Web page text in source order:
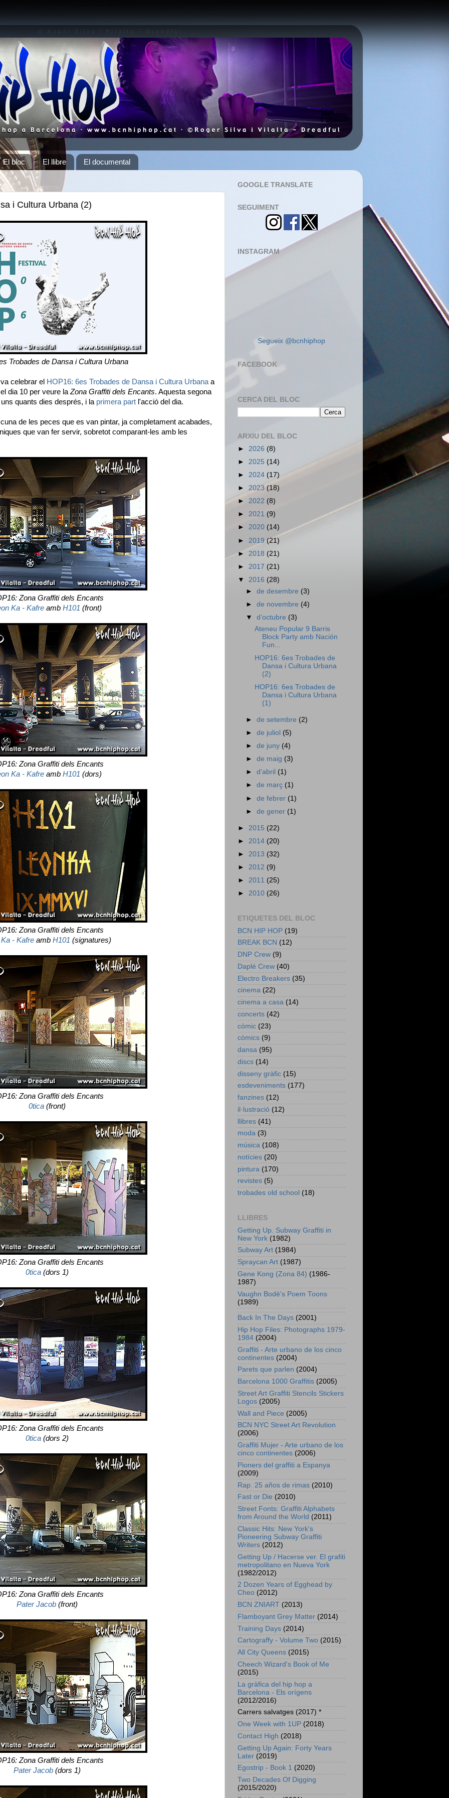
El bloc El llibre El documental
i Cultura Urbana (2)
Trobades de Dansa i Cultura Urbana
celebrar el HOP16: 6es Trobades de Dansa i Cultura Urbana a
dia 10 per veure la Zona Graffiti dels Encants. Aquesta segona
quants dies després, i la primera part l'acció del dia.
de les peces que es van pintar, ja completament acabades,
que van fer servir, sobretot comparant-les amb les
Zona Graffiti dels Encants
Ka - Kafreamb H101 (front)
Zona Graffiti dels Encants
Ka - Kafreamb H101 (dors)
Zona Graffiti dels Encants
- Kafre amb H101 (signatures)
Zona Graffiti dels Encants
0tica (front)
Zona Graffiti dels Encants
0tica (dors 1)
Zona Graffiti dels Encants
0tica (dors 2)
Zona Graffiti dels Encants
Pater Jacob (front)
Zona Graffiti dels Encants
Pater Jacob (dors 1)
GOOGLE TRANSLATE
SEGUIMENT
INSTAGRAM
Segueix @bcnhiphop
FACEBOOK
CERCA DEL BLOC
ARXIU DEL BLOC
► 2026 (8)
► 2025 (14)
► 2024 (17)
► 2023 (18)
► 2022 (8)
► 2021 (9)
► 2020 (14)
► 2019(21)
► 2018 (21)
► 2017 (21)
▼ 2016 (28)
►de desembre (3)
►de novembre (4)
▼d’octubre (3)
Ateneu Popular 9 Barris
Block Party amb Nación
Fun...
HOP16: 6es Trobades de
Dansa i Cultura Urbana
(2)
HOP16: 6es Trobades de
Dansa i Cultura Urbana
(1)
►de setembre (2)
►de juliol (5)
►de juny (4)
►de maig (3)
►d’abril (1)
►de març (1)
►de febrer (1)
►de gener (1)
► 2015 (22)
► 2014 (20)
► 2013 (32)
► 2012 (9)
► 2011 (25)
► 2010 (26)
ETIQUETES DEL BLOC
BCN HIP HOP (19)
BREAK BCN (12)
DNP Crew (9)
Daplé Crew (40)
Electro Breakers (35)
cinema (22)
cinema a casa (14)
concerts (42)
còmic (23)
còmics (9)
dansa (95)
discs (14)
disseny gràfic (15)
esdeveniments (177)
fanzines (12)
il·lustració (12)
llibres (41)
moda (3)
música (108)
notícies (20)
pintura (170)
revistes (5)
trobades old school (18)
LLIBRES
Getting Up. Subway Graffiti in
New York (1982)
Subway Art (1984)
Spraycan Art (1987)
Gene Kong (Zona 84) (1986-
1987)
Vaughn Bodē's Poem Toons
(1989)
Back In The Days (2001)
Hip Hop Files: Photographs 1979-
1984 (2004)
Graffiti - Arte urbano de los cinco
continentes (2004)
Parets que parlen (2004)
Barcelona 1000 Graffitis (2005)
Street Art Graffiti Stencils Stickers
Logos (2005)
Wall and Piece (2005)
BCN NYC Street Art Revolution
(2006)
Graffiti Mujer - Arte urbano de los
cinco continentes (2006)
Pioners del graffiti a Espanya
(2009)
Rap. 25 años de rimas (2010)
Fast or Die (2010)
Street Fonts: Graffiti Alphabets
from Around the World (2011)
Classic Hits: New York's
Pioneering Subway Graffiti
Writers (2012)
Getting Up / Hacerse ver. El grafiti
metropolitano en Nueva York
(1982/2012)
2 Dozen Years of Egghead by
Cheo (2012)
BCN ZNIART (2013)
Flamboyant Grey Matter (2014)
Training Days (2014)
Cartograffy - Volume Two (2015)
All City Queens (2015)
Cheech Wizard's Book of Me
(2015)
La gràfica del hip hop a
Barcelona - Els orígens
(2012/2016)
Carrers salvatges (2017) *
One Week with 1UP (2018)
Contact High (2018)
Getting Up Again: Forty Years
Later (2019)
Egostrip - Book 1 (2020)
Two Decades Of Digging
(2015/2020)